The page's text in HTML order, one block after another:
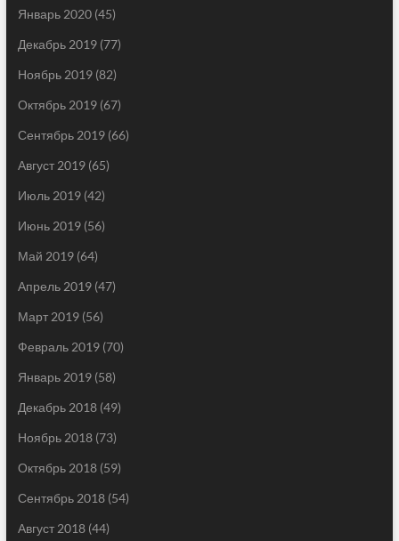
Январь 2020(45)
Декабрь 2019(77)
Ноябрь 2019(82)
Октябрь 2019(67)
Сентябрь 2019(66)
Август 2019(65)
Июль 2019(42)
Июнь 2019(56)
Май 2019(64)
Апрель 2019(47)
Март 2019(56)
Февраль 2019(70)
Январь 2019(58)
Декабрь 2018(49)
Ноябрь 2018(73)
Октябрь 2018(59)
Сентябрь 2018(54)
Август 2018(44)